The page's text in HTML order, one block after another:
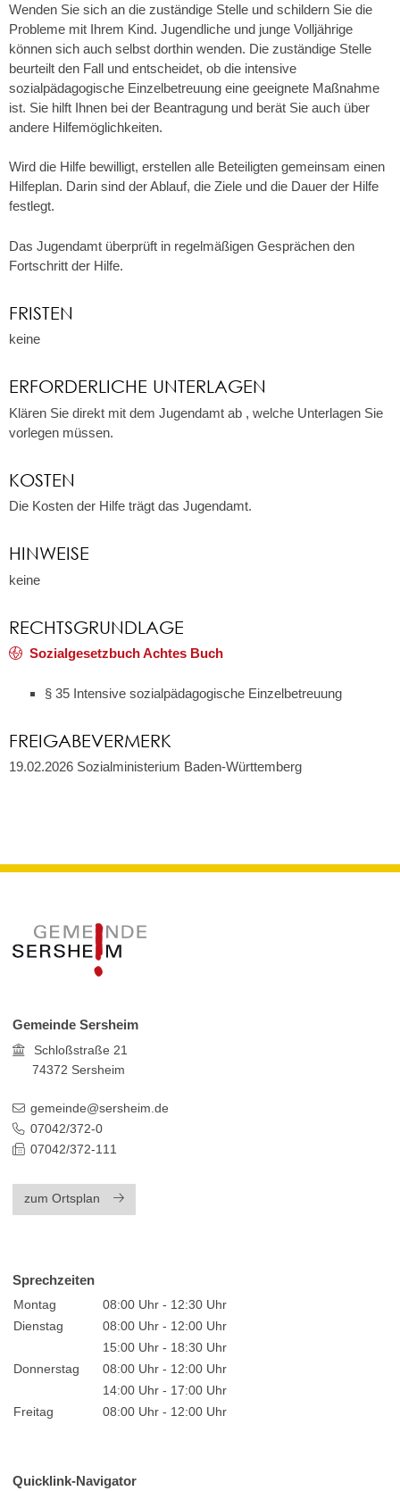
Wenden Sie sich an die zuständige Stelle und schildern Sie die
Probleme mit Ihrem Kind. Jugendliche und junge Volljährige
können sich auch selbst dorthin wenden. Die zuständige Stelle
beurteilt den Fall und entscheidet, ob die intensive
sozialpädagogische Einzelbetreuung eine geeignete Maßnahme
ist. Sie hilft Ihnen bei der Beantragung und berät Sie auch über
andere Hilfemöglichkeiten.
Wird die Hilfe bewilligt, erstellen alle Beteiligten gemeinsam einen
Hilfeplan. Darin sind der Ablauf, die Ziele und die Dauer der Hilfe
festlegt.
Das Jugendamt überprüft in regelmäßigen Gesprächen den
Fortschritt der Hilfe.
FRISTEN
keine
ERFORDERLICHE UNTERLAGEN
Klären Sie direkt mit dem Jugendamt ab , welche Unterlagen Sie
vorlegen müssen.
KOSTEN
Die Kosten der Hilfe trägt das Jugendamt.
HINWEISE
keine
RECHTSGRUNDLAGE
Sozialgesetzbuch Achtes Buch
§ 35 Intensive sozialpädagogische Einzelbetreuung
FREIGABEVERMERK
19.02.2026 Sozialministerium Baden-Württemberg
Gemeinde Sersheim
Schloßstraße 21
74372 Sersheim
gemeinde@sersheim.de
07042/372-0
07042/372-111
zum Ortsplan
Sprechzeiten
Montag
08:00 Uhr - 12:30 Uhr
Dienstag
08:00 Uhr - 12:00 Uhr
15:00 Uhr - 18:30 Uhr
Donnerstag
08:00 Uhr - 12:00 Uhr
14:00 Uhr - 17:00 Uhr
Freitag
08:00 Uhr - 12:00 Uhr
Quicklink-Navigator